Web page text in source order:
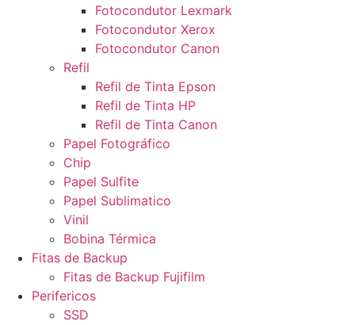
Fotocondutor Lexmark
Fotocondutor Xerox
Fotocondutor Canon
Refil
Refil de Tinta Epson
Refil de Tinta HP
Refil de Tinta Canon
Papel Fotográfico
Chip
Papel Sulfite
Papel Sublimatico
Vinil
Bobina Térmica
Fitas de Backup
Fitas de Backup Fujifilm
Perifericos
SSD